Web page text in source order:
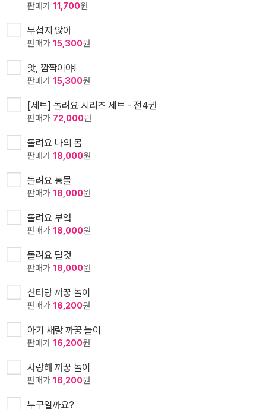
판매가 11,700원
무섭지 않아
판매가 15,300원
앗, 깜짝이야!
판매가 15,300원
[세트] 돌려요 시리즈 세트 - 전4권
판매가 72,000원
돌려요 나의 몸
판매가 18,000원
돌려요 동물
판매가 18,000원
돌려요 부엌
판매가 18,000원
돌려요 탈것
판매가 18,000원
산타랑 까꿍 놀이
판매가 16,200원
아기 새랑 까꿍 놀이
판매가 16,200원
사랑해 까꿍 놀이
판매가 16,200원
누구일까요?